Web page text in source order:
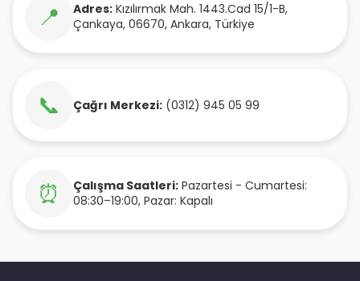
📍 Adres: Kızılırmak Mah. 1443.Cad 15/1-B,
Çankaya, 06670, Ankara, Türkiye
📞 Çağrı Merkezi: (0312) 945 05 99
⏰ Çalışma Saatleri: Pazartesi - Cumartesi:
08:30–19:00, Pazar: Kapalı